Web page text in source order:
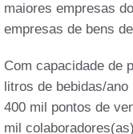
maiores empresas
empresas de bens
Com capacidade de
litros de bebidas/
400 mil pontos de
mil